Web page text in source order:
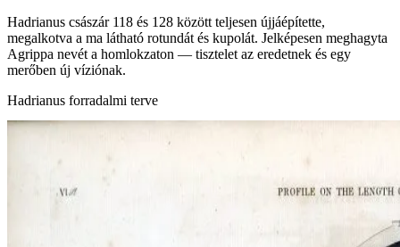
Hadrianus császár 118 és 128 között teljesen újjáépítette,
megalkotva a ma látható rotundát és kupolát. Jelképesen meghagyta
Agrippa nevét a homlokzaton — tisztelet az eredetnek és egy
merőben új víziónak.
Hadrianus forradalmi terve